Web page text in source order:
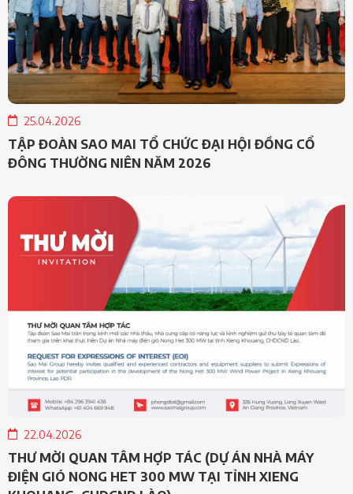
25.04.2026
TẬP ĐOÀN SAO MAI TỔ CHỨC ĐẠI HỘI ĐỒNG CỔ
ĐÔNG THƯỜNG NIÊN NĂM 2026
22.04.2026
THƯ MỜI QUAN TÂM HỢP TÁC (DỰ ÁN NHÀ MÁY
ĐIỆN GIÓ NONG HET 300 MW TẠI TỈNH XIENG